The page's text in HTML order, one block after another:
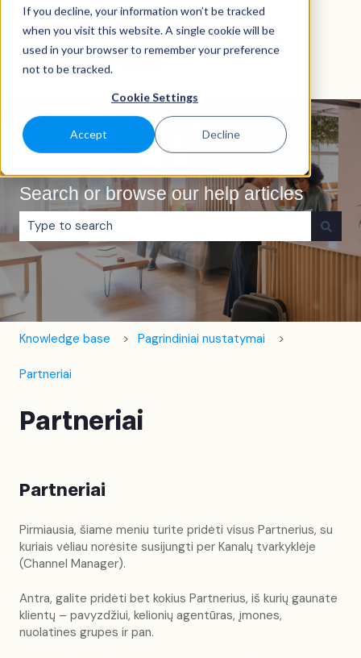
If you decline, your information won’t be tracked
when you visit this website. A single cookie will be
used in your browser to remember your preference
not to be tracked.
Cookie Settings
Accept Decline
LietuviųRodyti vertimų submeniu
Search or browse our help articles
Pasiūlymų nėra, nes tuščias paieškos laukas.
Knowledge base Pagrindiniai nustatymai
Partneriai
Partneriai
Partneriai
Pirmiausia, šiame meniu turite pridėti visus Partnerius, su
kuriais vėliau norėsite susijungti per Kanalų tvarkyklėje
(Channel Manager).
Antra, galite pridėti bet kokius Partnerius, iš kurių gaunate
klientų – pavyzdžiui, kelionių agentūras, įmones,
nuolatines grupes ir pan.